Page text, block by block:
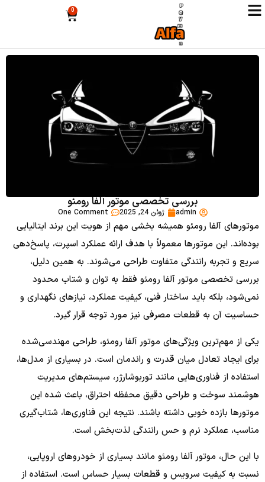
0
بررسی تخصصی موتور آلفا رومئو
admin ژوئن 24, 2025 One Comment
موتورهای آلفا رومئو همیشه بخشی مهم از هویت این برند ایتالیایی
بوده‌اند. این موتورها معمولاً با هدف ارائه عملکرد اسپرت، پاسخ‌دهی
سریع و تجربه رانندگی متفاوت طراحی می‌شوند. به همین دلیل،
بررسی تخصصی موتور آلفا رومئو فقط به توان و شتاب محدود
نمی‌شود، بلکه باید ساختار فنی، کیفیت عملکرد، نیازهای نگهداری و
حساسیت آن به قطعات مصرفی نیز مورد توجه قرار گیرد.
یکی از مهم‌ترین ویژگی‌های موتور آلفا رومئو، طراحی مهندسی‌شده
برای ایجاد تعادل میان قدرت و راندمان است. در بسیاری از مدل‌ها،
استفاده از فناوری‌هایی مانند توربوشارژر، سیستم‌های مدیریت
هوشمند سوخت و طراحی دقیق محفظه احتراق، باعث شده این
موتورها بازده خوبی داشته باشند. نتیجه این فناوری‌ها، شتاب‌گیری
مناسب، عملکرد نرم و حس رانندگی لذت‌بخش است.
با این حال، موتور آلفا رومئو مانند بسیاری از خودروهای اروپایی،
نسبت به کیفیت سرویس و قطعات بسیار حساس است. استفاده از